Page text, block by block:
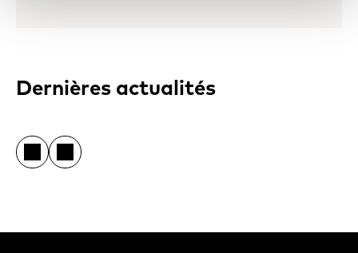
Dernières actualités